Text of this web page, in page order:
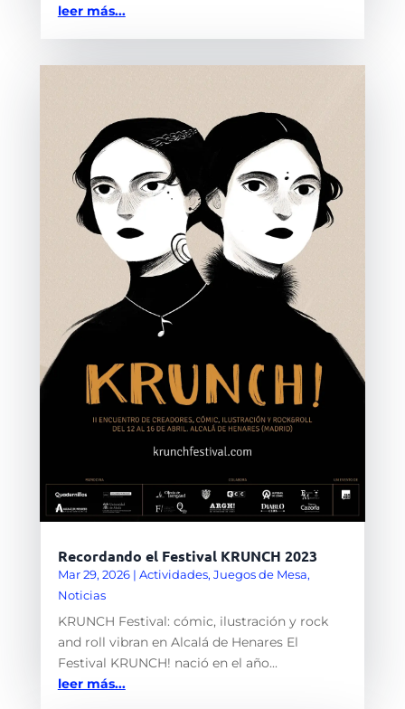
leer más...
Recordando el Festival KRUNCH 2023
Mar 29, 2026| Actividades, Juegos de Mesa,
Noticias
KRUNCH Festival: cómic, ilustración y rock
and roll vibran en Alcalá de Henares El
Festival KRUNCH! nació en el año...
leer más...